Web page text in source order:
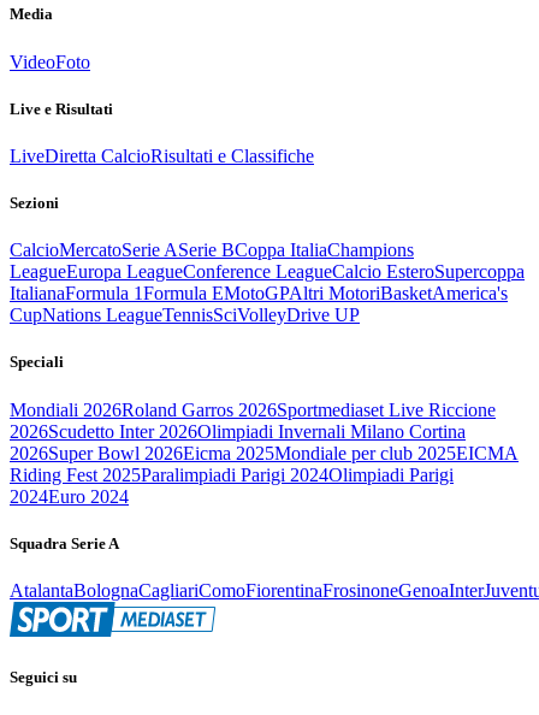
Media
VideoFoto
Live e Risultati
LiveDiretta CalcioRisultati e Classifiche
Sezioni
CalcioMercatoSerie ASerie BCoppa ItaliaChampions
LeagueEuropa LeagueConference LeagueCalcio EsteroSupercoppa
ItalianaFormula 1Formula EMotoGPAltri MotoriBasketAmerica's
CupNations LeagueTennisSciVolleyDrive UP
Speciali
Mondiali 2026Roland Garros 2026Sportmediaset Live Riccione
2026Scudetto Inter 2026Olimpiadi Invernali Milano Cortina
2026Super Bowl 2026Eicma 2025Mondiale per club 2025EICMA
Riding Fest 2025Paralimpiadi Parigi 2024Olimpiadi Parigi
2024Euro 2024
Squadra Serie A
AtalantaBolognaCagliariComoFiorentinaFrosinoneGenoaInter
Seguici su